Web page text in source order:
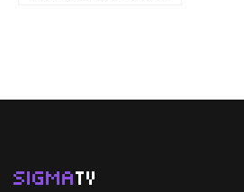
SIGMATV